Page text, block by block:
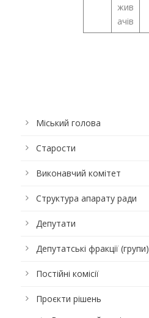
жив
ачів
Міський голова
Старости
Виконавчий комітет
Структура апарату ради
Депутати
Депутатські фракції (групи)
Постійні комісії
Проєкти рішень